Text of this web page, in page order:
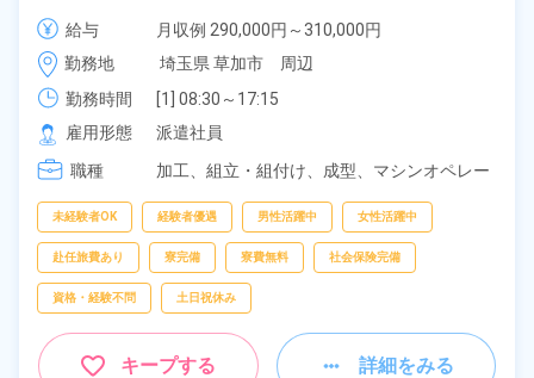
無料★備品付きワンルーム寮完備★赴任旅費会社負担
◎自社正社員登用制度あり★就業先食堂利用可◎《埼
玉県草加市》
給与
月収例 290,000円～310,000円
時給 1,550円～1,550円
勤務地
埼玉県 草加市　周辺
勤務時間
[1] 08:30～17:15
[2] 17:15～02:00
[3] 06:00～14:45
[4] 14:45～23:30
雇用形態
派遣社員
職種
加工、 組立・組付け、 成型、 マシンオペレー
未経験者OK 経験者優遇 男性活躍中 女性活躍中
赴任旅費あり 寮完備 寮費無料 社会保険完備
資格・経験不問 土日祝休み
キープする 詳細をみる